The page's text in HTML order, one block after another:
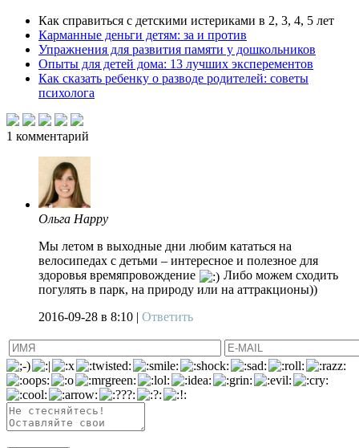
Как справиться с детскими истериками в 2, 3, 4, 5 лет
Карманные деньги детям: за и против
Упражнения для развития памяти у дошкольников
Опыты для детей дома: 13 лучших эксперементов
Как сказать ребенку о разводе родителей: советы
психолога
1 комментарий
Ольга Happy
Мы летом в выходные дни любим кататься на
велосипедах с детьми – интересное и полезное для
здоровья времяпровождение
Либо можем сходить
погулять в парк, на природу или на аттракционы))
2016-09-28 в 8:10 | Ответить